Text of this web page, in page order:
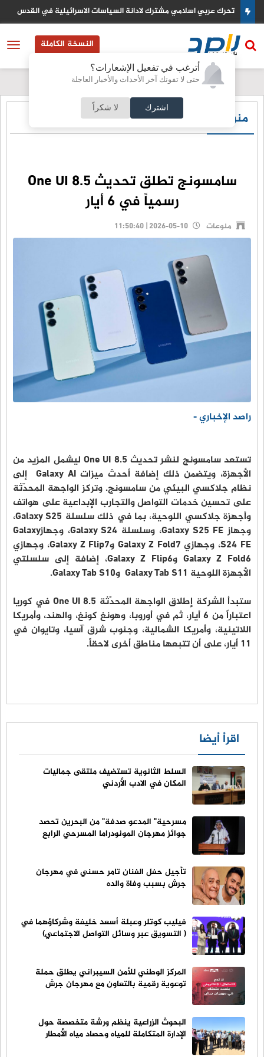
أترغب في تفعيل الإشعارات؟
حتى لا تفوتك آخر الأحداث والأخبار العاجلة
اشترك لا شكراً
تحرك عربي اسلامي مشترك لادانة السياسات الاسرائيلية في القدس
النسخة الكاملة
منوعات
سامسونج تطلق تحديث One UI 8.5
رسمياً في 6 أيار
منوعات
راصد الإخباري -
تستعد سامسونج لنشر تحديث One UI 8.5 ليشمل المزيد من
الأجهزة، ويتضمن ذلك إضافة أحدث ميزات Galaxy AI إلى
نظام جلاكسي البيئي من سامسونج. وتركز الواجهة المحدّثة
على تحسين خدمات التواصل والتجارب الإبداعية على هواتف
وأجهزة جلاكسي اللوحية، بما في ذلك سلسلة Galaxy S25،
وجهاز Galaxy S25 FE، وسلسلة Galaxy S24، وجهازGalaxy
S24 FE، وجهازي Galaxy Z Fold7 وGalaxy Z Flip7، وجهازي
Galaxy Z Fold6 وGalaxy Z Flip6، إضافة إلى سلسلتي
الأجهزة اللوحية Galaxy Tab S11 وGalaxy Tab S10.
ستبدأ الشركة إطلاق الواجهة المحدّثة One UI 8.5 في كوريا
اعتباراً من 6 أيار، ثم في أوروبا، وهونغ كونغ، والهند، وأمريكا
اللاتينية، وأمريكا الشمالية، وجنوب شرق آسيا، وتايوان في
11 أيار، على أن تتبعها مناطق أخرى لاحقاً.
اقرأ أيضا
السلط الثانوية تستضيف ملتقى جماليات
المكان في الادب الأردني
مسرحية" المدعو صدفة" من البحرين تحصد
جوائز مهرجان المونودراما المسرحي الرابع
تأجيل حفل الفنان تامر حسني في مهرجان
جرش بسبب وفاة والده
فيليب كوتلر وعبلة أسعد خليفة وشركاؤهما في
( التسويق عبر وسائل التواصل الاجتماعي)
المركز الوطني للأمن السيبراني يطلق حملة
توعوية رقمية بالتعاون مع مهرجان جرش
البحوث الزراعية ينظم ورشة متخصصة حول
الإدارة المتكاملة للمياه وحصاد مياه الأمطار